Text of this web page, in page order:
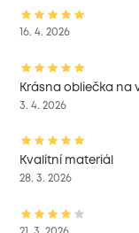
16. 4. 2026
Krásna obliečka na
3. 4. 2026
Kvalitní materiál
28. 3. 2026